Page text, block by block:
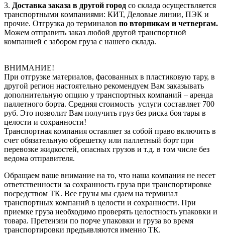
3. Доставка заказа в другой город со склада осуществляется
транспортными компаниями: КИТ, Деловые линии, ПЭК и
прочие. Отгрузка до терминалов по вторникам и четвергам.
Можем отправить заказ любой другой транспортной
компанией с забором груза с нашего склада.
ВНИМАНИЕ!
При отгрузке материалов, фасованных в пластиковую тару, в
другой регион настоятельно рекомендуем Вам заказывать
дополнительную опцию у транспортных компаний – аренда
паллетного борта. Средняя стоимость услуги составляет 700
руб. Это позволит Вам получить груз без риска боя тары в
целости и сохранности!
Транспортная компания оставляет за собой право включить в
счет обязательную обрешетку или паллетный борт при
перевозке жидкостей, опасных грузов и т.д. в том числе без
ведома отправителя.
Обращаем ваше внимание на то, что наша компания не несет
ответственности за сохранность груза при транспортировке
посредством ТК. Все грузы мы сдаем на терминал
транспортных компаний в целости и сохранности. При
приемке груза необходимо проверять целостность упаковки и
товара. Претензии по порче упаковки и груза во время
транспортировки предъявляются именно ТК.